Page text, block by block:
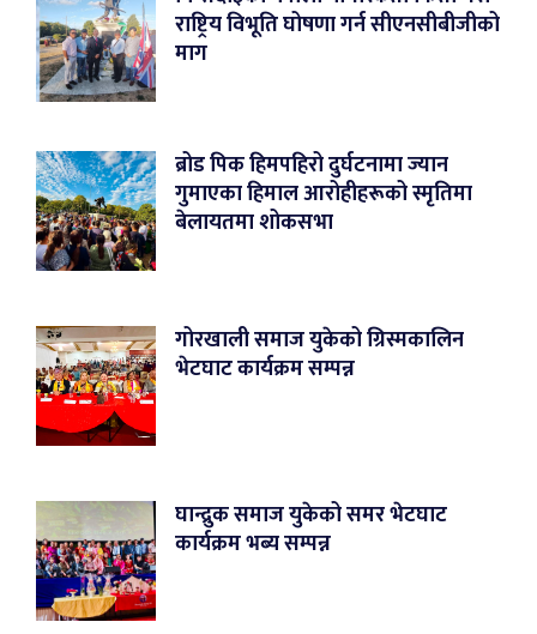
राष्ट्रिय विभूति घोषणा गर्न सीएनसीबीजीको
माग
ब्रोड पिक हिमपहिरो दुर्घटनामा ज्यान
गुमाएका हिमाल आरोहीहरूको स्मृतिमा
बेलायतमा शोकसभा
गोरखाली समाज युकेको ग्रिस्मकालिन
भेटघाट कार्यक्रम सम्पन्न
घान्द्रुक समाज युकेको समर भेटघाट
कार्यक्रम भब्य सम्पन्न